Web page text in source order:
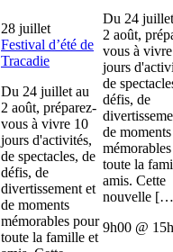
28 juillet
Festival d’été de
Tracadie
Du 24 juillet au
2 août, préparez-
vous à vivre 10
jours d'activités,
de spectacles, de
défis, de
divertissement et
de moments
mémorables pour
toute la famille et
Du 24
2 août,
vous à
jours
de
défis, de
de moments
toute la
amis. Cette
nouvelle
9h00 @